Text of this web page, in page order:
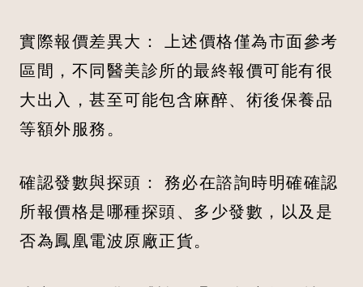
實際報價差異大： 上述價格僅為市面參考
區間，不同醫美診所的最終報價可能有很
大出入，甚至可能包含麻醉、術後保養品
等額外服務。
確認發數與探頭： 務必在諮詢時明確確認
所報價格是哪種探頭、多少發數，以及是
否為鳳凰電波原廠正貨。